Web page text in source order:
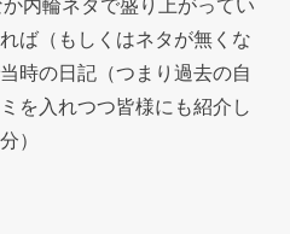
内輪ネタで盛り上がってい
ば（もしくはネタが無くな
時の日記（つまり過去の自
を入れつつ皆様にも紹介し
）